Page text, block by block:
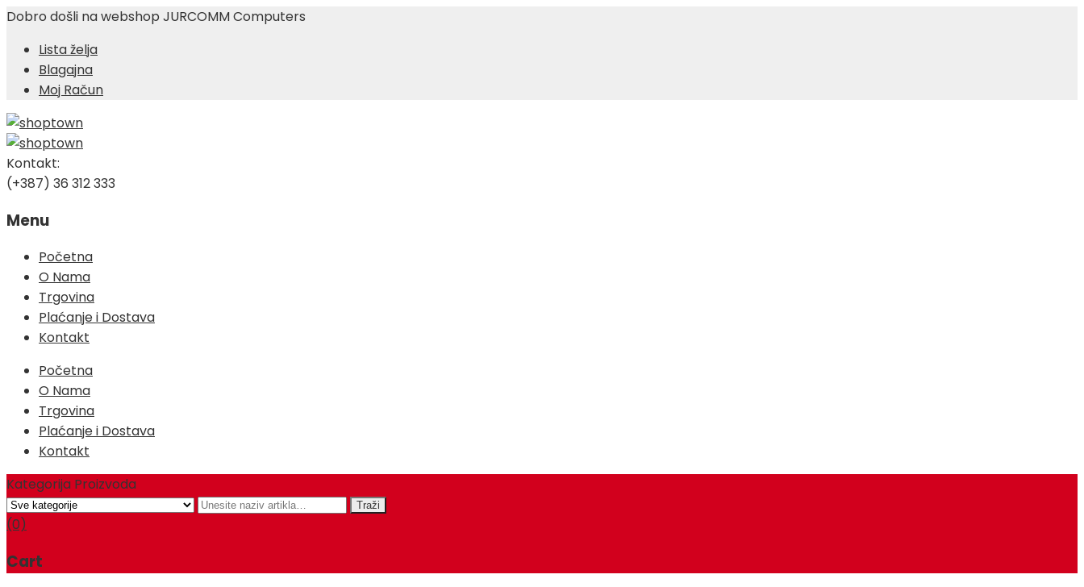
Dobro došli na webshop JURCOMM Computers
Lista želja
Blagajna
Moj Račun
Kontakt:
(+387) 36 312 333
Menu
Skip
content
Početna
O Nama
Trgovina
Plaćanje i Dostava
Kontakt
Početna
O Nama
Trgovina
Plaćanje i Dostava
Kontakt
Kategorija Proizvoda
(0)
Cart